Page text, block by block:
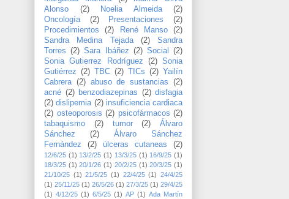
Alonso
(2) Noelia Almeida
(2)
Oncología
(2) Presentaciones
(2)
Procedimientos
(2) René Manso
(2)
Sandra Medina Tejada
(2)
Sandra
Torres (2) Sara Ibáñez (2) Social
(2)
Sonia Gutierrez Rodríguez
(2) Sonia
Gutiérrez (2) TBC (2) TICs (2) Yailín
Cabrera (2) abuso de sustancias
(2)
acné (2) benzodiazepinas (2) disfagia
(2) dislipemia (2) insuficiencia cardiaca
(2) osteoporosis (2) psicofármacos (2)
tabaquismo
(2) tumor (2)
Álvaro
Sánchez
(2)
Álvaro Sánchez
Fernández
(2) úlceras cutaneas (2)
12/6/25 (1) 13/2/25 (1) 13/3/25 (1) 16/9/25 (1)
18/3/25 (1) 20/1/26 (1) 20/2/25 (1) 20/3/25 (1)
21/10/25 (1) 21/5/25 (1) 22/4/25 (1) 24/4/25
(1) 25/11/25 (1) 26/5/26 (1) 27/3/25 (1) 29/4/25
(1) 4/12/25 (1) 6/5/25 (1) AP (1) Ada Martín